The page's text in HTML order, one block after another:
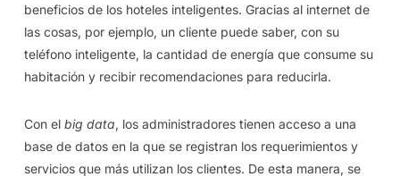
beneficios de los hoteles inteligentes. Gracias al internet de
las cosas, por ejemplo, un cliente puede saber, con su
teléfono inteligente, la cantidad de energía que consume su
habitación y recibir recomendaciones para reducirla.
Con el big data, los administradores tienen acceso a una
base de datos en la que se registran los requerimientos y
servicios que más utilizan los clientes. De esta manera, se